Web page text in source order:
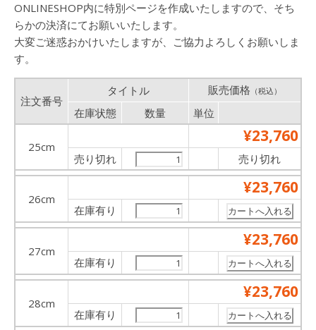
ONLINESHOP内に特別ページを作成いたしますので、そち
らかの決済にてお願いいたします。
大変ご迷惑おかけいたしますが、ご協力よろしくお願いしま
す。
注文番号
タイトル 販売価格 （税込）
在庫状態 数量 単位
25cm
¥23,760
売り切れ 売り切れ
26cm
¥23,760
在庫有り
27cm
¥23,760
在庫有り
28cm
¥23,760
在庫有り